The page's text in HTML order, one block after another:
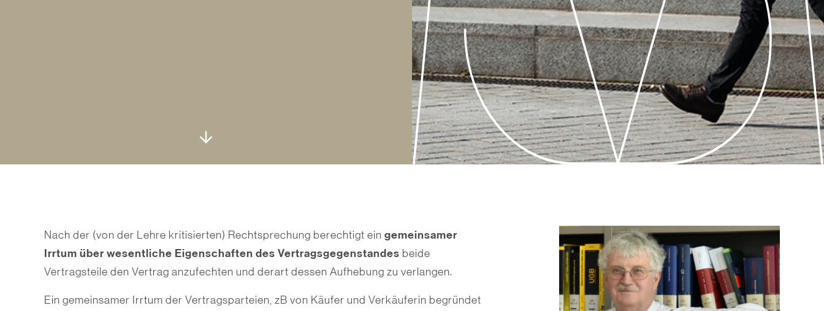
Nach der (von der Lehre kritisierten) Rechtsprechung berechtigt ein gemeinsamer
Irrtum über wesentliche Eigenschaften des Vertragsgegenstandes beide
Vertragsteile den Vertrag anzufechten und derart dessen Aufhebung zu verlangen.
Ein gemeinsamer Irrtum der Vertragsparteien, zB von Käufer und Verkäuferin begründet